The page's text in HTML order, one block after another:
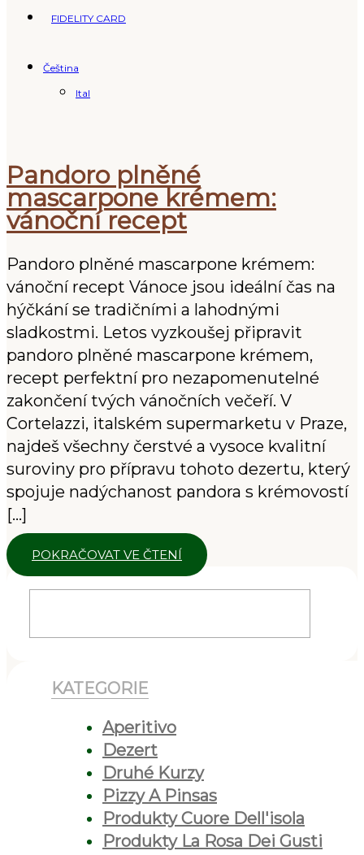
FIDELITY CARD
Čeština
Ital
Pandoro plněné
mascarpone krémem:
vánoční recept
Pandoro plněné mascarpone krémem:
vánoční recept Vánoce jsou ideální čas na
hýčkání se tradičními a lahodnými
sladkostmi. Letos vyzkoušej připravit
pandoro plněné mascarpone krémem,
recept perfektní pro nezapomenutelné
zakončení tvých vánočních večeří. V
Cortelazzi, italském supermarketu v Praze,
najdeš všechny čerstvé a vysoce kvalitní
suroviny pro přípravu tohoto dezertu, který
spojuje nadýchanost pandora s krémovostí
[…]
POKRAČOVAT VE ČTENÍ
KATEGORIE
Aperitivo
Dezert
Druhé Kurzy
Pizzy A Pinsas
Produkty Cuore Dell'isola
Produkty La Rosa Dei Gusti